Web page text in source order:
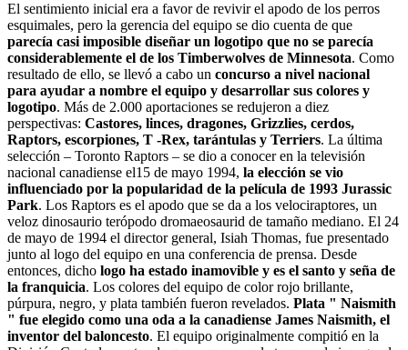
El sentimiento inicial era a favor de revivir el apodo de los perros
esquimales, pero la gerencia del equipo se dio cuenta de que
parecía casi imposible diseñar un logotipo que no se parecía
considerablemente el de los Timberwolves de Minnesota. Como
resultado de ello, se llevó a cabo un concurso a nivel nacional
para ayudar a nombre el equipo y desarrollar sus colores y
logotipo. Más de 2.000 aportaciones se redujeron a diez
perspectivas: Castores, linces, dragones, Grizzlies, cerdos,
Raptors, escorpiones, T -Rex, tarántulas y Terriers. La última
selección – Toronto Raptors – se dio a conocer en la televisión
nacional canadiense el15 de mayo 1994, la elección se vio
influenciado por la popularidad de la película de 1993 Jurassic
Park. Los Raptors es el apodo que se da a los velociraptores, un
veloz dinosaurio terópodo dromaeosaurid de tamaño mediano. El 24
de mayo de 1994 el director general, Isiah Thomas, fue presentado
junto al logo del equipo en una conferencia de prensa. Desde
entonces, dicho logo ha estado inamovible y es el santo y seña de
la franquicia. Los colores del equipo de color rojo brillante,
púrpura, negro, y plata también fueron revelados. Plata " Naismith
" fue elegido como una oda a la canadiense James Naismith, el
inventor del baloncesto. El equipo originalmente compitió en la